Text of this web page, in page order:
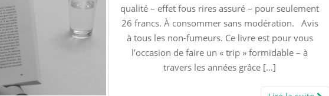
qualité – effet fous rires assuré – pour seulement
26 francs. À consommer sans modération. Avis
à tous les non-fumeurs. Ce livre est pour vous
l’occasion de faire un « trip » formidable – à
travers les années grâce […]